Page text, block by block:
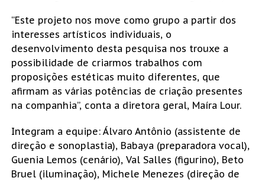
“Este projeto nos move como grupo a partir dos
interesses artísticos individuais, o
desenvolvimento desta pesquisa nos trouxe a
possibilidade de criarmos trabalhos com
proposições estéticas muito diferentes, que
afirmam as várias potências de criação presentes
na companhia”, conta a diretora geral, Maíra Lour.
Integram a equipe: Álvaro Antônio (assistente de
direção e sonoplastia), Babaya (preparadora vocal),
Guenia Lemos (cenário), Val Salles (figurino), Beto
Bruel (iluminação), Michele Menezes (direção de